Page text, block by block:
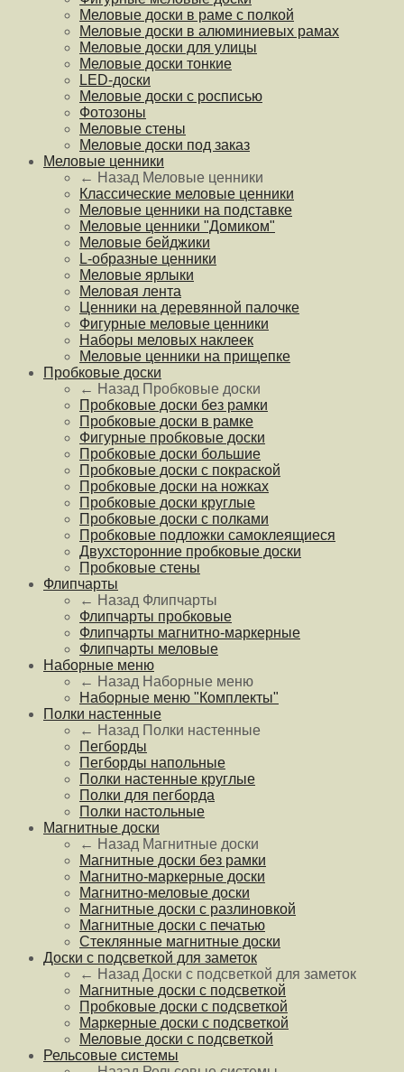
Меловые доски в раме с полкой
Меловые доски в алюминиевых рамах
Меловые доски для улицы
Меловые доски тонкие
LED-доски
Меловые доски с росписью
Фотозоны
Меловые стены
Меловые доски под заказ
Меловые ценники
← Назад Меловые ценники
Классические меловые ценники
Меловые ценники на подставке
Меловые ценники "Домиком"
Меловые бейджики
L-образные ценники
Меловые ярлыки
Меловая лента
Ценники на деревянной палочке
Фигурные меловые ценники
Наборы меловых наклеек
Меловые ценники на прищепке
Пробковые доски
← Назад Пробковые доски
Пробковые доски без рамки
Пробковые доски в рамке
Фигурные пробковые доски
Пробковые доски большие
Пробковые доски с покраской
Пробковые доски на ножках
Пробковые доски круглые
Пробковые доски с полками
Пробковые подложки самоклеящиеся
Двухсторонние пробковые доски
Пробковые стены
Флипчарты
← Назад Флипчарты
Флипчарты пробковые
Флипчарты магнитно-маркерные
Флипчарты меловые
Наборные меню
← Назад Наборные меню
Наборные меню "Комплекты"
Полки настенные
← Назад Полки настенные
Пегборды
Пегборды напольные
Полки настенные круглые
Полки для пегборда
Полки настольные
Магнитные доски
← Назад Магнитные доски
Магнитные доски без рамки
Магнитно-маркерные доски
Магнитно-меловые доски
Магнитные доски с разлиновкой
Магнитные доски с печатью
Стеклянные магнитные доски
Доски с подсветкой для заметок
← Назад Доски с подсветкой для заметок
Магнитные доски с подсветкой
Пробковые доски с подсветкой
Маркерные доски с подсветкой
Меловые доски с подсветкой
Рельсовые системы